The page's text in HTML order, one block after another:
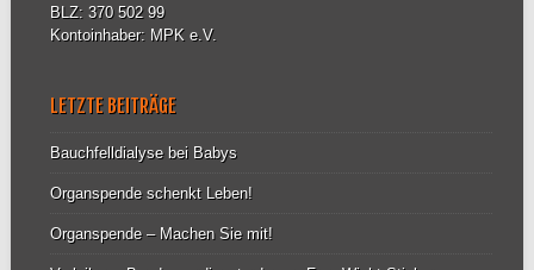
BLZ: 370 502 99
Kontoinhaber: MPK e.V.
LETZTE BEITRÄGE
Bauchfelldialyse bei Babys
Organspende schenkt Leben!
Organspende – Machen Sie mit!